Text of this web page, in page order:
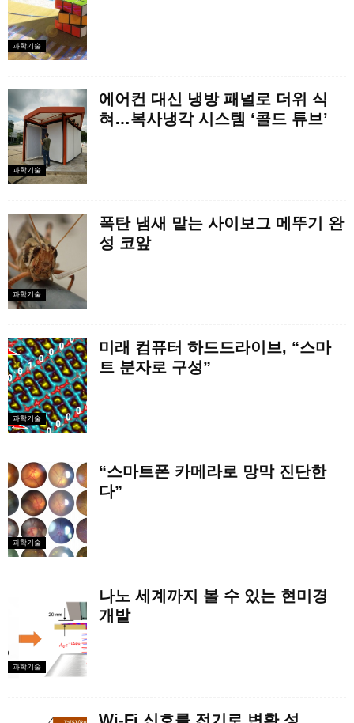
과학기술
과학기술
에어컨 대신 냉방 패널로 더위 식
혀…복사냉각 시스템 ‘콜드 튜브’
과학기술
폭탄 냄새 맡는 사이보그 메뚜기 완
성 코앞
과학기술
미래 컴퓨터 하드드라이브, “스마
트 분자로 구성”
과학기술
“스마트폰 카메라로 망막 진단한
다”
과학기술
나노 세계까지 볼 수 있는 현미경
개발